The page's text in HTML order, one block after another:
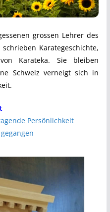
grossen Lehrer des
Karategeschichte,
Karateka. Sie bleiben
Schweiz verneigt sich in
Persönlichkeit